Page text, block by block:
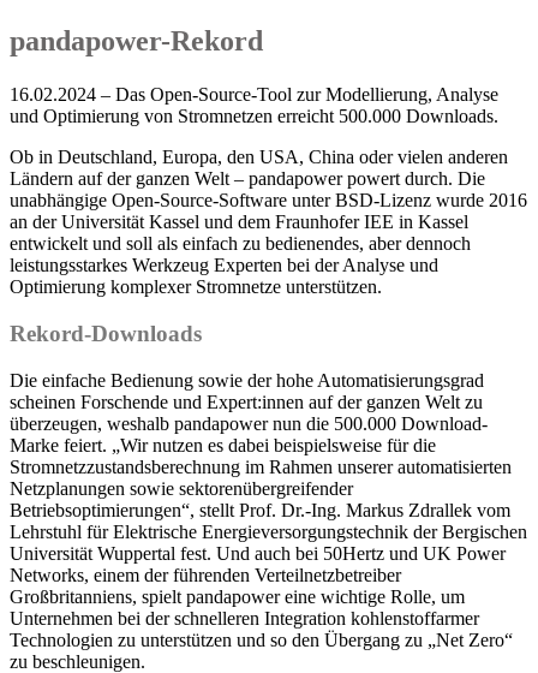
pandapower-Rekord
16.02.2024 – Das Open-Source-Tool zur Modellierung, Analyse
und Optimierung von Stromnetzen erreicht 500.000 Downloads.
Ob in Deutschland, Europa, den USA, China oder vielen anderen
Ländern auf der ganzen Welt – pandapower powert durch. Die
unabhängige Open-Source-Software unter BSD-Lizenz wurde 2016
an der Universität Kassel und dem Fraunhofer IEE in Kassel
entwickelt und soll als einfach zu bedienendes, aber dennoch
leistungsstarkes Werkzeug Experten bei der Analyse und
Optimierung komplexer Stromnetze unterstützen.
Rekord-Downloads
Die einfache Bedienung sowie der hohe Automatisierungsgrad
scheinen Forschende und Expert:innen auf der ganzen Welt zu
überzeugen, weshalb pandapower nun die 500.000 Download-
Marke feiert. „Wir nutzen es dabei beispielsweise für die
Stromnetzzustandsberechnung im Rahmen unserer automatisierten
Netzplanungen sowie sektorenübergreifender
Betriebsoptimierungen“, stellt Prof. Dr.-Ing. Markus Zdrallek vom
Lehrstuhl für Elektrische Energieversorgungstechnik der Bergischen
Universität Wuppertal fest. Und auch bei 50Hertz und UK Power
Networks, einem der führenden Verteilnetzbetreiber
Großbritanniens, spielt pandapower eine wichtige Rolle, um
Unternehmen bei der schnelleren Integration kohlenstoffarmer
Technologien zu unterstützen und so den Übergang zu „Net Zero“
zu beschleunigen.